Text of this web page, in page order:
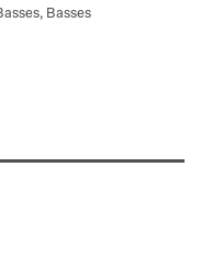
, Basses